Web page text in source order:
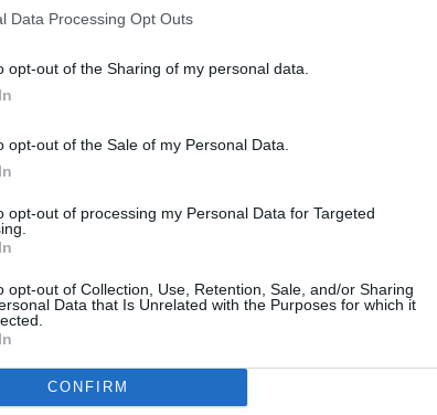
Data Processing Opt Outs
opt-out of the Sharing of my personal data.
opt-out of the Sale of my Personal Data.
opt-out of processing my Personal Data for Targeted
opt-out of Collection, Use, Retention, Sale, and/or Sharing
Data that Is Unrelated with the Purposes for which it
CONFIRM
et Cuba, toutes les compagnies US
azimut, créeant en seulement
cinglant et que la régulation allait se
RÉPONDRE
26 avril 2017 - 19 h 33 min
est principalement fondé sur
Etats-Unis qui n’attends que la fin
vers Cuba!!!
RÉPONDRE